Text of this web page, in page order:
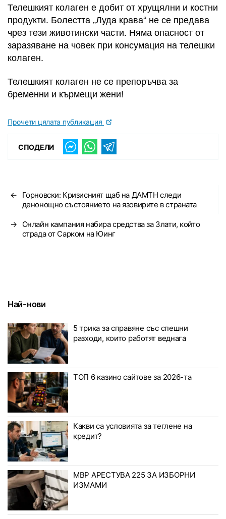
Телешкият колаген е добит от хрущялни и костни
продукти. Болестта „Луда крава“ не се предава
чрез тези животински части. Няма опасност от
заразяване на човек при консумация на телешки
колаген.
Телешкият колаген не се препоръчва за
бременни и кърмещи жени!
Прочети цялата публикация
СПОДЕЛИ
←
Горновски: Кризисният щаб на ДАМТН следи
денонощно състоянието на язовирите в страната
→
Онлайн кампания набира средства за Злати, който
страда от Сарком на Юинг
Най-нови
5 трика за справяне със спешни
разходи, които работят веднага
ТОП 6 казино сайтове за 2026-та
Какви са условията за теглене на
кредит?
МВР АРЕСТУВА 225 ЗА ИЗБОРНИ
ИЗМАМИ